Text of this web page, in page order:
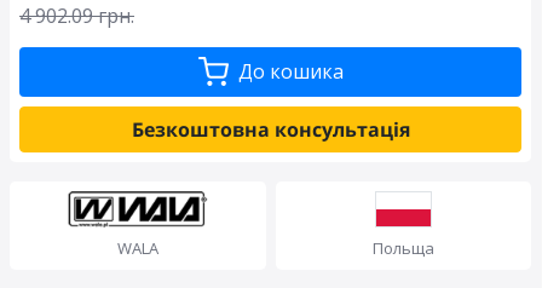
4 902.09 грн.
До кошика
Безкоштовна консультація
WALA Польща